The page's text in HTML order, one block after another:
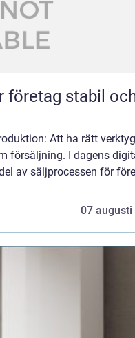
företag stabil
Att ha rätt
försäljning. I dagens
av säljprocessen för
07 augusti